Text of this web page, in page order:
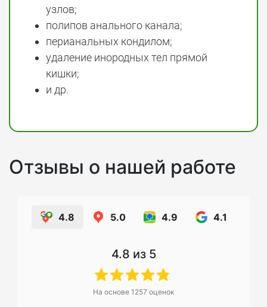
узлов;
полипов анального канала;
перианальных кондилом;
удаление инородных тел прямой
кишки;
и др.
Отзывы о нашей работе
4.8 5.0 4.9 4.1
4.8 из 5
На основе 1257 оценок